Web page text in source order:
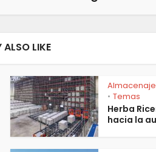
LIKE
Almacenaje
• Temas
Herba
hacia la